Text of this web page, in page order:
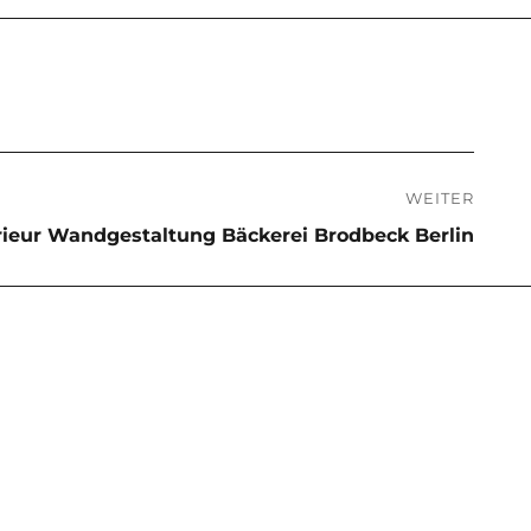
WEITER
Wandgestaltung Bäckerei Brodbeck Berlin